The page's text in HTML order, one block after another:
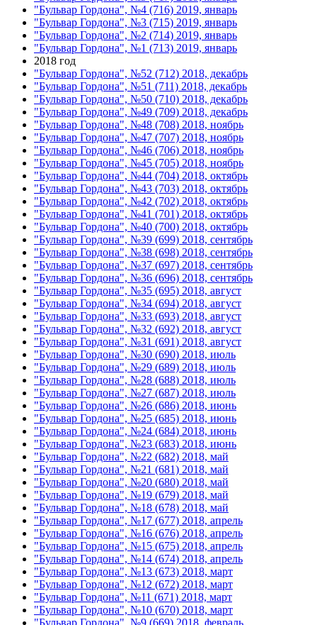
"Бульвар Гордона", №4 (716) 2019, январь
"Бульвар Гордона", №3 (715) 2019, январь
"Бульвар Гордона", №2 (714) 2019, январь
"Бульвар Гордона", №1 (713) 2019, январь
2018 год
"Бульвар Гордона", №52 (712) 2018, декабрь
"Бульвар Гордона", №51 (711) 2018, декабрь
"Бульвар Гордона", №50 (710) 2018, декабрь
"Бульвар Гордона", №49 (709) 2018, декабрь
"Бульвар Гордона", №48 (708) 2018, ноябрь
"Бульвар Гордона", №47 (707) 2018, ноябрь
"Бульвар Гордона", №46 (706) 2018, ноябрь
"Бульвар Гордона", №45 (705) 2018, ноябрь
"Бульвар Гордона", №44 (704) 2018, октябрь
"Бульвар Гордона", №43 (703) 2018, октябрь
"Бульвар Гордона", №42 (702) 2018, октябрь
"Бульвар Гордона", №41 (701) 2018, октябрь
"Бульвар Гордона", №40 (700) 2018, октябрь
"Бульвар Гордона", №39 (699) 2018, сентябрь
"Бульвар Гордона", №38 (698) 2018, сентябрь
"Бульвар Гордона", №37 (697) 2018, сентябрь
"Бульвар Гордона", №36 (696) 2018, сентябрь
"Бульвар Гордона", №35 (695) 2018, август
"Бульвар Гордона", №34 (694) 2018, август
"Бульвар Гордона", №33 (693) 2018, август
"Бульвар Гордона", №32 (692) 2018, август
"Бульвар Гордона", №31 (691) 2018, август
"Бульвар Гордона", №30 (690) 2018, июль
"Бульвар Гордона", №29 (689) 2018, июль
"Бульвар Гордона", №28 (688) 2018, июль
"Бульвар Гордона", №27 (687) 2018, июль
"Бульвар Гордона", №26 (686) 2018, июнь
"Бульвар Гордона", №25 (685) 2018, июнь
"Бульвар Гордона", №24 (684) 2018, июнь
"Бульвар Гордона", №23 (683) 2018, июнь
"Бульвар Гордона", №22 (682) 2018, май
"Бульвар Гордона", №21 (681) 2018, май
"Бульвар Гордона", №20 (680) 2018, май
"Бульвар Гордона", №19 (679) 2018, май
"Бульвар Гордона", №18 (678) 2018, май
"Бульвар Гордона", №17 (677) 2018, апрель
"Бульвар Гордона", №16 (676) 2018, апрель
"Бульвар Гордона", №15 (675) 2018, апрель
"Бульвар Гордона", №14 (674) 2018, апрель
"Бульвар Гордона", №13 (673) 2018, март
"Бульвар Гордона", №12 (672) 2018, март
"Бульвар Гордона", №11 (671) 2018, март
"Бульвар Гордона", №10 (670) 2018, март
"Бульвар Гордона", №9 (669) 2018, февраль